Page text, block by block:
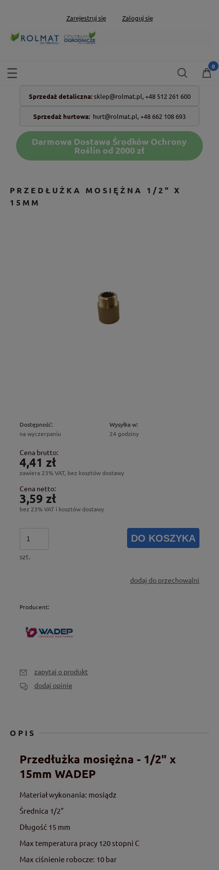
Zarejestruj się Zaloguj się
Sprzedaż detaliczna: sklep@rolmat.pl, +48 512 261 600
Sprzedaż hurtowa: hurt@rolmat.pl,+48 662 108 693
Darmowa Dostawa Środków Ochrony
Roślin od 2000 zł
PRZEDŁUŻKA MOSIĘŻNA 1/2" X
15MM
Dostępność:
na wyczerpaniu
Wysyłka w:
24 godziny
Cena brutto:
4,41 zł
zawiera 23% VAT, bez kosztów dostawy
Cena netto:
3,59 zł
bez 23% VAT i kosztów dostawy
szt.
DO KOSZYKA
dodaj do przechowalni
Producent:
zapytaj o produkt
dodaj opinię
OPIS
Przedłużka mosiężna - 1/2" x
15mm WADEP
Materiał wykonania: mosiądz
Średnica 1/2"
Długość 15 mm
Max temperatura pracy 120 stopni C
Max ciśnienie robocze: 10 bar